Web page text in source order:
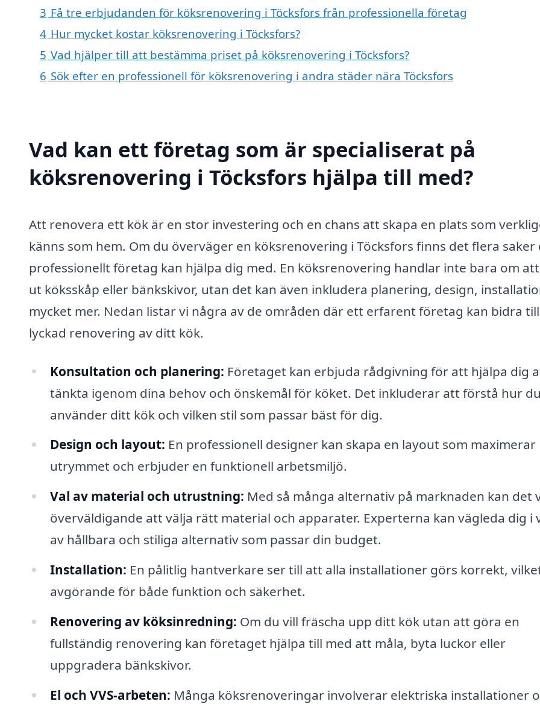
3 Få tre erbjudanden för köksrenovering i Töcksfors från professionella företag
4 Hur mycket kostar köksrenovering i Töcksfors?
5 Vad hjälper till att bestämma priset på köksrenovering i Töcksfors?
6 Sök efter en professionell för köksrenovering i andra städer nära Töcksfors
Vad kan ett företag som är specialiserat på
köksrenovering i Töcksfors hjälpa till med?
Att renovera ett kök är en stor investering och en chans att skapa en plats som
känns som hem. Om du överväger en köksrenovering i Töcksfors finns det flera saker
professionellt företag kan hjälpa dig med. En köksrenovering handlar inte bara om
ut köksskåp eller bänkskivor, utan det kan även inkludera planering, design,
mycket mer. Nedan listar vi några av de områden där ett erfarent företag kan bidra
lyckad renovering av ditt kök.
Konsultation och planering: Företaget kan erbjuda rådgivning för att hjälpa dig
tänkta igenom dina behov och önskemål för köket. Det inkluderar att förstå hur du
använder ditt kök och vilken stil som passar bäst för dig.
Design och layout: En professionell designer kan skapa en layout som maximerar
utrymmet och erbjuder en funktionell arbetsmiljö.
Val av material och utrustning: Med så många alternativ på marknaden kan det
överväldigande att välja rätt material och apparater. Experterna kan vägleda dig i
av hållbara och stiliga alternativ som passar din budget.
Installation: En pålitlig hantverkare ser till att alla installationer görs korrekt,
avgörande för både funktion och säkerhet.
Renovering av köksinredning: Om du vill fräscha upp ditt kök utan att göra en
fullständig renovering kan företaget hjälpa till med att måla, byta luckor eller
uppgradera bänkskivor.
El och VVS-arbeten: Många köksrenoveringar involverar elektriska installationer